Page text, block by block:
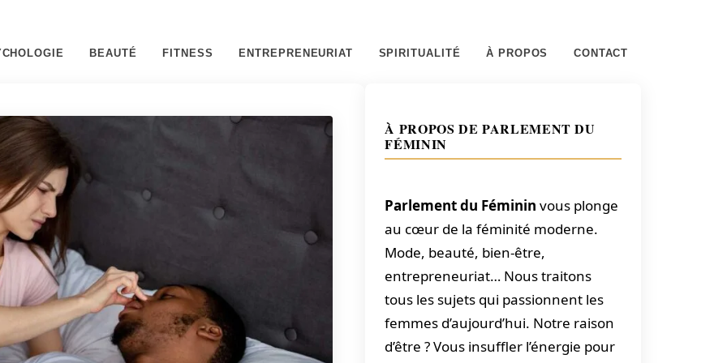
BEAUTÉ FITNESS ENTREPRENEURIAT SPIRITUALITÉ À PROPOS CONTACT
À PROPOS DE PARLEMENT DU
FÉMININ
Parlement du Féminin vous plonge
au cœur de la féminité moderne.
Mode, beauté, bien-être,
entrepreneuriat… Nous traitons
tous les sujets qui passionnent les
femmes d’aujourd’hui. Notre raison
d’être ? Vous insuffler l’énergie pour